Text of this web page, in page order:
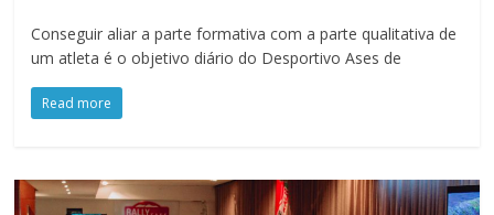
Conseguir aliar a parte formativa com a parte qualitativa de
um atleta é o objetivo diário do Desportivo Ases de
Read more